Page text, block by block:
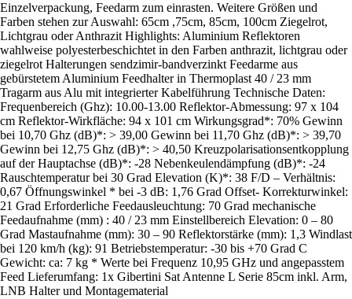
Einzelverpackung, Feedarm zum einrasten. Weitere Größen und
Farben stehen zur Auswahl: 65cm ,75cm, 85cm, 100cm Ziegelrot,
Lichtgrau oder Anthrazit Highlights: Aluminium Reflektoren
wahlweise polyesterbeschichtet in den Farben anthrazit, lichtgrau oder
ziegelrot Halterungen sendzimir-bandverzinkt Feedarme aus
gebürstetem Aluminium Feedhalter in Thermoplast 40 / 23 mm
Tragarm aus Alu mit integrierter Kabelführung Technische Daten:
Frequenbereich (Ghz): 10.00-13.00 Reflektor-Abmessung: 97 x 104
cm Reflektor-Wirkfläche: 94 x 101 cm Wirkungsgrad*: 70% Gewinn
bei 10,70 Ghz (dB)*: > 39,00 Gewinn bei 11,70 Ghz (dB)*: > 39,70
Gewinn bei 12,75 Ghz (dB)*: > 40,50 Kreuzpolarisationsentkopplung
auf der Hauptachse (dB)*: -28 Nebenkeulendämpfung (dB)*: -24
Rauschtemperatur bei 30 Grad Elevation (K)*: 38 F/D – Verhältnis:
0,67 Öffnungswinkel * bei -3 dB: 1,76 Grad Offset- Korrekturwinkel:
21 Grad Erforderliche Feedausleuchtung: 70 Grad mechanische
Feedaufnahme (mm) : 40 / 23 mm Einstellbereich Elevation: 0 – 80
Grad Mastaufnahme (mm): 30 – 90 Reflektorstärke (mm): 1,3 Windlast
bei 120 km/h (kg): 91 Betriebstemperatur: -30 bis +70 Grad C
Gewicht: ca: 7 kg * Werte bei Frequenz 10,95 GHz und angepasstem
Feed Lieferumfang: 1x Gibertini Sat Antenne L Serie 85cm inkl. Arm,
LNB Halter und Montagematerial